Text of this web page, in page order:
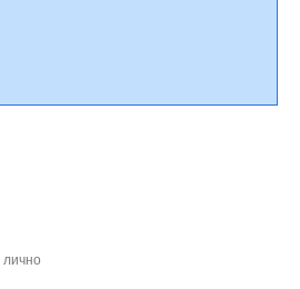
лично